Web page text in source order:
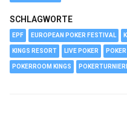
SCHLAGWORTE
EPF EUROPEAN POKER FESTIVAL
KINGS RESORT LIVE POKER POKER
POKERROOM KINGS